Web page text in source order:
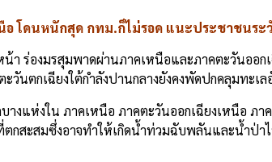
อ โดนหนักสุด กทม.ก็ไม่รอด แนะประชาชนร
า ร่องมรสุมพาดผ่านภาคเหนือและภาคตะวันออ
นตกเฉียงใต้กำลังปานกลางยังคงพัดปกคลุมทะเ
แห่งใน ภาคเหนือ ภาคตะวันออกเฉียงเหนือ ภา
กสะสมซึ่งอาจทำให้เกิดน้ำท่วมฉับพลันและน้ำป่า